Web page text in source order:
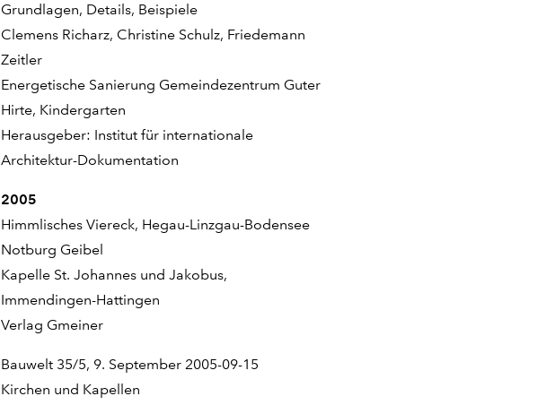
Grundlagen, Details, Beispiele
Clemens Richarz, Christine Schulz, Friedemann
Zeitler
Energetische Sanierung Gemeindezentrum Guter
Hirte, Kindergarten
Herausgeber: Institut für internationale
Architektur-Dokumentation
2005
Himmlisches Viereck, Hegau-Linzgau-Bodensee
Notburg Geibel
Kapelle St. Johannes und Jakobus,
Immendingen-Hattingen
Verlag Gmeiner
Bauwelt 35/5, 9. September 2005-09-15
Kirchen und Kapellen